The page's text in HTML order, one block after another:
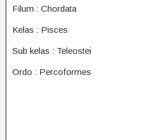
Filum : Chordata
Kelas : Pisces
Sub kelas : Teleostei
Ordo : Percoformes